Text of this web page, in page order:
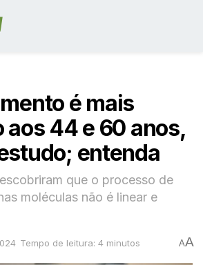
é mais
aos 44 e 60 anos,
entenda
que o processo de
moléculas não é linear e
Tempo de leitura: 4 minutos AA